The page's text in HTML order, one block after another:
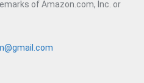
of Amazon.com, Inc. or